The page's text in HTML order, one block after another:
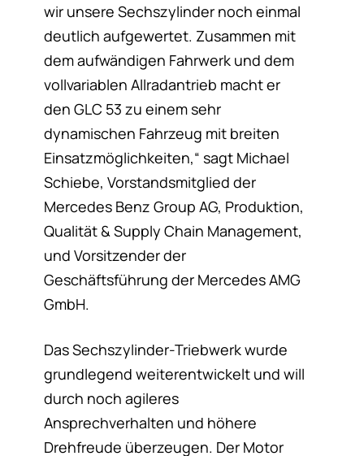
wir unsere Sechszylinder noch einmal
deutlich aufgewertet. Zusammen mit
dem aufwändigen Fahrwerk und dem
vollvariablen Allradantrieb macht er
den GLC 53 zu einem sehr
dynamischen Fahrzeug mit breiten
Einsatzmöglichkeiten,“ sagt Michael
Schiebe, Vorstandsmitglied der
Mercedes Benz Group AG, Produktion,
Qualität & Supply Chain Management,
und Vorsitzender der
Geschäftsführung der Mercedes AMG
GmbH.
Das Sechszylinder-Triebwerk wurde
grundlegend weiterentwickelt und will
durch noch agileres
Ansprechverhalten und höhere
Drehfreude überzeugen. Der Motor